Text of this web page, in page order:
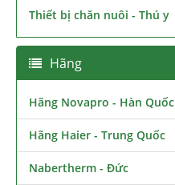
Thiết bị chăn nuôi - Thú y
Hãng
Hãng Novapro - Hàn Quốc
Hãng Haier - Trung Quốc
Nabertherm - Đức